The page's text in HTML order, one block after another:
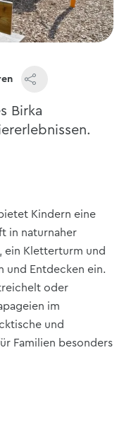
Birka
Kindern eine
in naturnaher
ein Kletterturm und
und Entdecken ein.
oder
im
und
Familien besonders